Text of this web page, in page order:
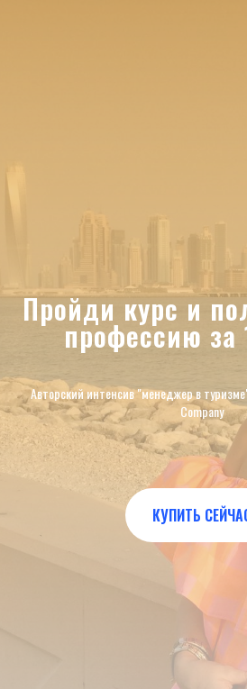
Пройди курс и
профессию за
Авторский интенсив "менеджер в
Company
КУПИТЬ